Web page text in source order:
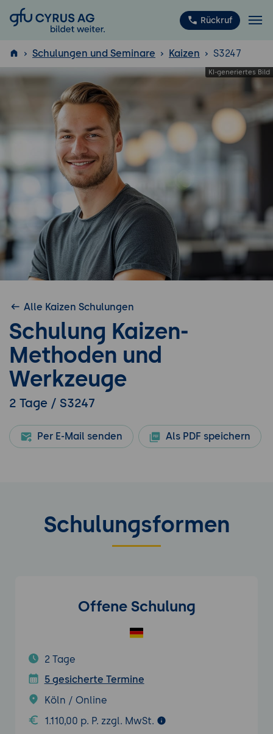
GFU Cyrus AG Rückruf
ISTQB
Schulungen und Seminare Kaizen S3247
Alle Kaizen Schulungen
Schulung Kaizen-
Methoden und
Werkzeuge
2 Tage / S3247
Per E-Mail senden Als PDF speichern
Schulungsformen
Offene Schulung
2 Tage
5 gesicherte Termine
Köln / Online
1.110,00 p. P. zzgl. MwSt.